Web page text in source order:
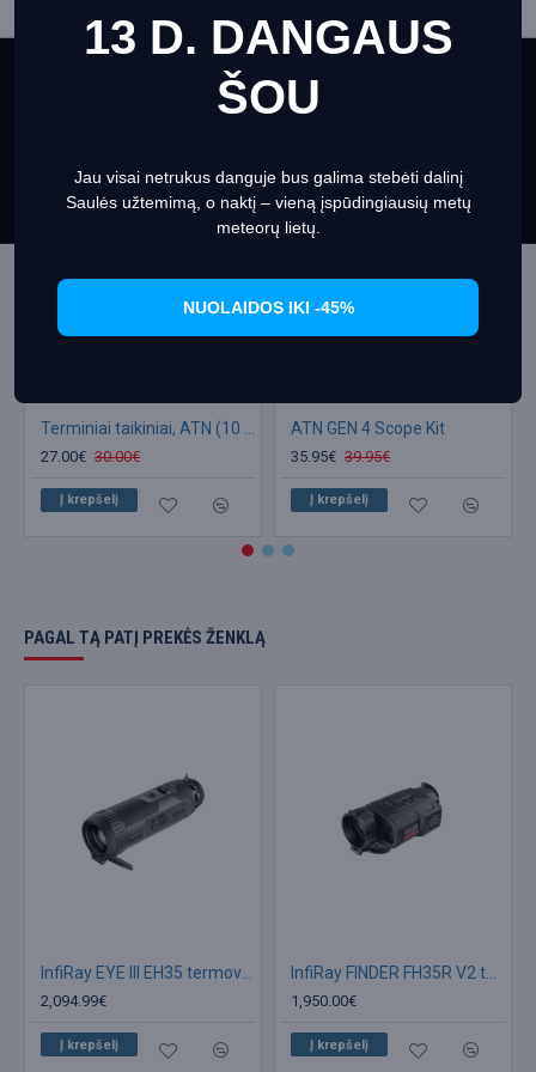
This website uses cookies to ensure you get the best
Set Prefrences Allow Cookies
IŠ TOS PAČIOS KATEGORIJOS
Išpardavimas
27.00€ 30.00€
Į krepšelį
Išpardavimas
ATN GEN 4 Scope Kit
35.95€ 39.95€
Į krepšelį
PAGAL TĄ PATĮ PREKĖS ŽENKLĄ
2,094.99€
Į krepšelį
1,950.00€
Į krepšelį
13 D. DANGAUS
ŠOU
Jau visai netrukus danguje bus galima stebėti dalinį
Saulės užtemimą, o naktį – vieną įspūdingiausių metų
meteorų lietų.
NUOLAIDOS IKI -45%